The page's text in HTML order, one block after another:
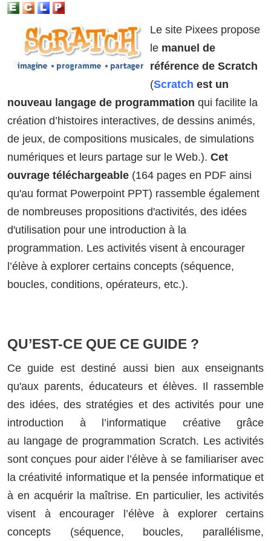
Le site Pixees propose
le manuel de
référence de Scratch
(Scratch est un
nouveau langage de programmation qui facilite la
création d’histoires interactives, de dessins animés,
de jeux, de compositions musicales, de simulations
numériques et leurs partage sur le Web.). Cet
ouvrage téléchargeable (164 pages en PDF ainsi
qu'au format Powerpoint PPT) rassemble également
de nombreuses propositions d'activités, des idées
d'utilisation pour une introduction à la
programmation. Les activités visent à encourager
l’élève à explorer certains concepts (séquence,
boucles, conditions, opérateurs, etc.).
QU’EST-CE QUE CE GUIDE ?
Ce guide est destiné aussi bien aux enseignants
qu'aux parents, éducateurs et élèves. Il rassemble
des idées, des stratégies et des activités pour une
introduction à l’informatique créative grâce
au langage de programmation Scratch. Les activités
sont conçues pour aider l’élève à se familiariser avec
la créativité informatique et la pensée informatique et
à en acquérir la maîtrise. En particulier, les activités
visent à encourager l’élève à explorer certains
concepts (séquence, boucles, parallélisme,